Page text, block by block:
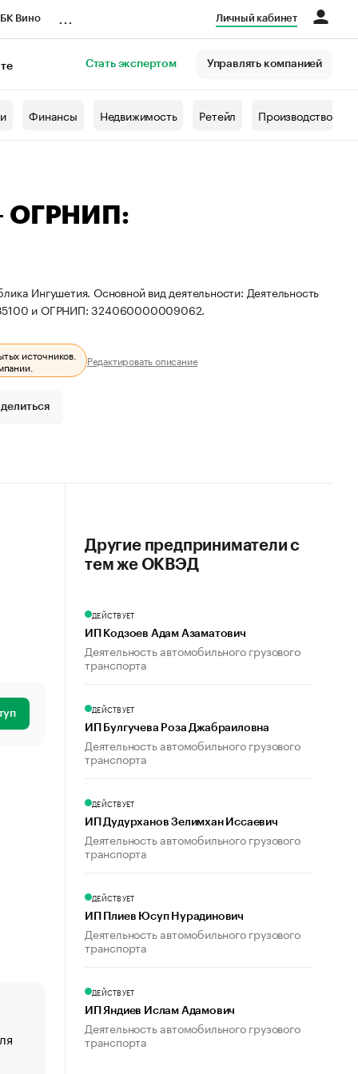
Вино Личный кабинет
Стать экспертом Управлять компанией
Финансы Недвижимость Ретейл Производство
ОГРНИП:
Ингушетия. Основной вид деятельности: Деятельность
и ОГРНИП: 324060000009062.
источников.
Редактировать описание
«От спорта тело стареет иначе». Как живет глава
создавшей GTA
Другие предприниматели с
тем же ОКВЭД
ДЕЙСТВУЕТ
ИП Кодзоев Адам Азаматович
Деятельность автомобильного грузового
транспорта
ДЕЙСТВУЕТ
ИП Булгучева Роза Джабраиловна
Деятельность автомобильного грузового
транспорта
ДЕЙСТВУЕТ
ИП Дудурханов Зелимхан Иссаевич
Деятельность автомобильного грузового
транспорта
ДЕЙСТВУЕТ
ИП Плиев Юсуп Нурадинович
Деятельность автомобильного грузового
транспорта
ДЕЙСТВУЕТ
ИП Яндиев Ислам Адамович
Деятельность автомобильного грузового
транспорта